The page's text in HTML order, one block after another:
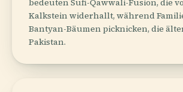
Kalkstein widerhallt, während
Bantyan-Bäumen picknicken, die
Pakistan.